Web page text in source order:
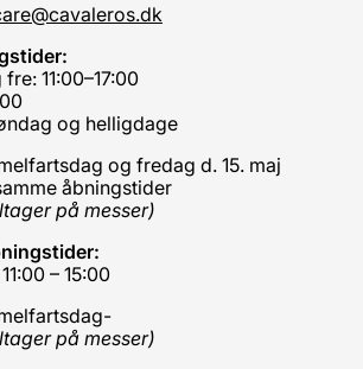
11:00–17:00
og helligdage
og fredag d. 15. maj
åbningstider
på messer)
– 15:00
på messer)